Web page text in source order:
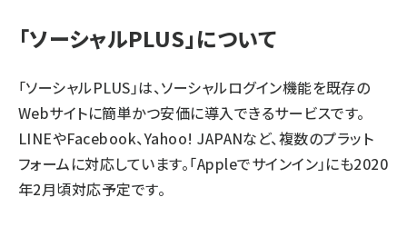
「ソーシャルPLUS」について
「ソーシャルPLUS」は、ソーシャルログイン機能を既存の
Webサイトに簡単かつ安価に導入できるサービスです。
LINEやFacebook、Yahoo! JAPANなど、複数のプラット
フォームに対応しています。「Appleでサインイン」にも2020
年2月頃対応予定です。